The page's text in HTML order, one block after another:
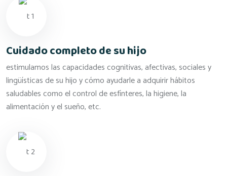
Cuidado completo de su hijo
estimulamos las capacidades cognitivas, afectivas, sociales y
lingüísticas de su hijo y cómo ayudarle a adquirir hábitos
saludables como el control de esfínteres, la higiene, la
alimentación y el sueño, etc.